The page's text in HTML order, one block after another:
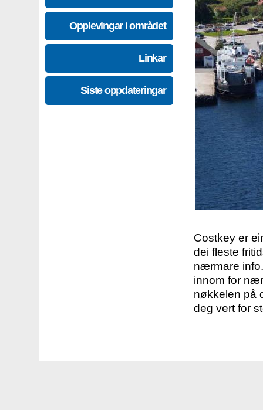
Opplevingar i området
Linkar
Siste oppdateringar
Costkey er
dei fleste
nærmare
innom for
nøkkelen på
deg vert for